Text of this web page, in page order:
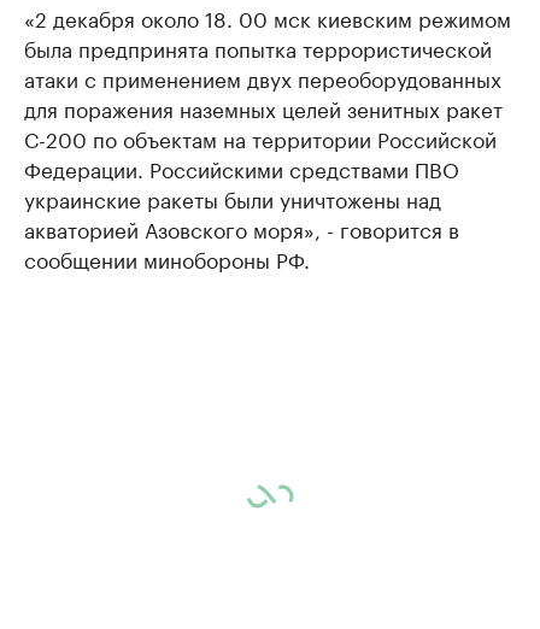
«2 декабря около 18. 00 мск киевским режимом
была предпринята попытка террористической
атаки с применением двух переоборудованных
для поражения наземных целей зенитных ракет
С-200 по объектам на территории Российской
Федерации. Российскими средствами ПВО
украинские ракеты были уничтожены над
акваторией Азовского моря», - говорится в
сообщении минобороны РФ.